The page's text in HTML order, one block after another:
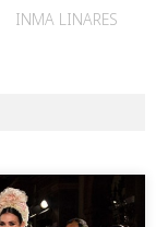
INMA LINARES